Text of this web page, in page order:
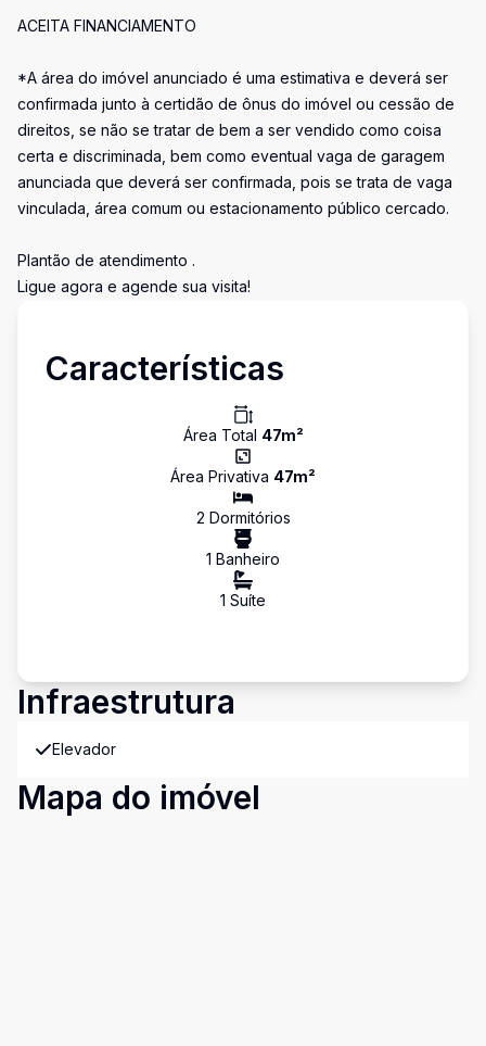
ACEITA FINANCIAMENTO
*A área do imóvel anunciado é uma estimativa e deverá ser
confirmada junto à certidão de ônus do imóvel ou cessão de
direitos, se não se tratar de bem a ser vendido como coisa
certa e discriminada, bem como eventual vaga de garagem
anunciada que deverá ser confirmada, pois se trata de vaga
vinculada, área comum ou estacionamento público cercado.
Plantão de atendimento .
Ligue agora e agende sua visita!
Características
Área Total 47m²
Área Privativa 47m²
2 Dormitórios
1 Banheiro
1 Suíte
Infraestrutura
Elevador
Mapa do imóvel